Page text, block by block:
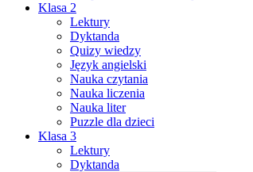
Klasa 2
Lektury
Dyktanda
Quizy wiedzy
Język angielski
Nauka czytania
Nauka liczenia
Nauka liter
Puzzle dla dzieci
Klasa 3
Lektury
Dyktanda